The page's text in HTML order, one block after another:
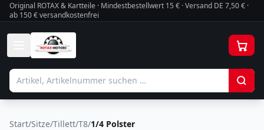
Original ROTAX & Kartteile · Mindestbestellwert 15 € · Versand DE 7,50 € ·
ab 150 € versandkostenfrei
Start/Sitze/Tillett/T8/1/4 Polster